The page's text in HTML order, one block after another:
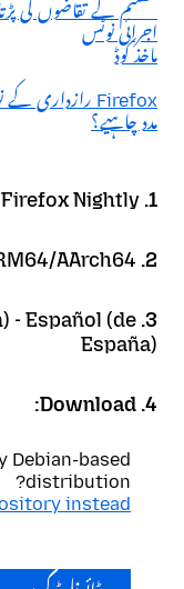
سسٹم کے تقاضوں کی
اجرائی نوٹس
ماخذ کوڈ
Firefox رازداری کے نوٹس
مدد چاہیے؟
1. Browser:
Firefox Nightly
2. Platform:
AArch64
3. Language:
- Español (de
España)
4. Download:
Debian-based
distribution?
instead